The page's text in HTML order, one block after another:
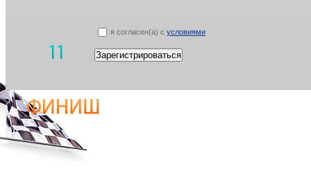
я согласен(а) с условиями
Зарегистрироваться